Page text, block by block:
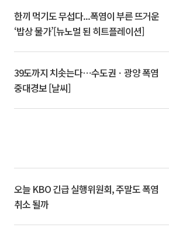
한끼 먹기도 무섭다...폭염이 부른 뜨거운
‘밥상 물가’[뉴노멀 된 히트플레이션]
39도까지 치솟는다⋯수도권ㆍ광양 폭염
중대경보 [날씨]
오늘 KBO 긴급 실행위원회, 주말도 폭염
취소 될까